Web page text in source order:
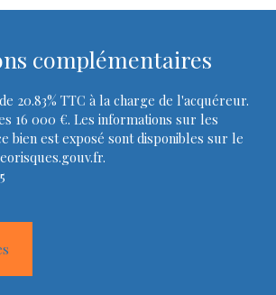
complémentaires
20.83% TTC à la charge de l'acquéreur.
16 000 €. Les informations sur les
bien est exposé sont disponibles sur le